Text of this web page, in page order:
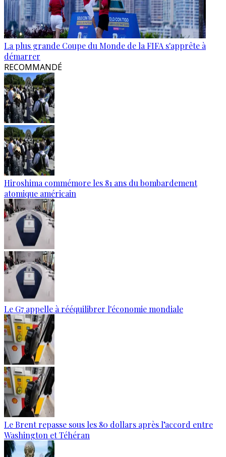
La plus grande Coupe du Monde de la FIFA s'apprête à
démarrer
RECOMMANDÉ
Hiroshima commémore les 81 ans du bombardement
atomique américain
Le G7 appelle à rééquilibrer l'économie mondiale
Le Brent repasse sous les 80 dollars après l’accord entre
Washington et Téhéran